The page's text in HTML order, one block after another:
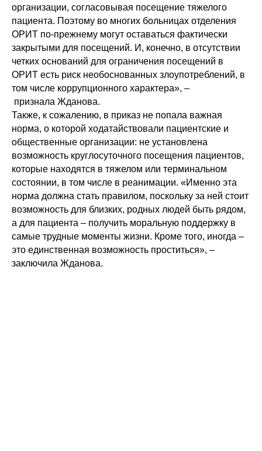
организации, согласовывая посещение тяжелого
пациента. Поэтому во многих больницах отделения
ОРИТ по-прежнему могут оставаться фактически
закрытыми для посещений. И, конечно, в отсутствии
четких оснований для ограничения посещений в
ОРИТ есть риск необоснованных злоупотреблений, в
том числе коррупционного характера», –
признала Жданова.
Также, к сожалению, в приказ не попала важная
норма, о которой ходатайствовали пациентские и
общественные организации: не установлена
возможность круглосуточного посещения пациентов,
которые находятся в тяжелом или терминальном
состоянии, в том числе в реанимации. «Именно эта
норма должна стать правилом, поскольку за ней стоит
возможность для близких, родных людей быть рядом,
а для пациента – получить моральную поддержку в
самые трудные моменты жизни. Кроме того, иногда –
это единственная возможность проститься», –
заключила Жданова.